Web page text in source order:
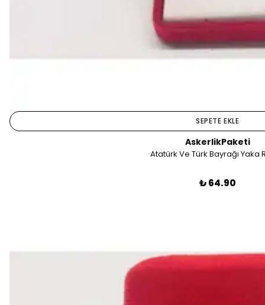
SEPETE EKLE
AskerlikPaketi
Atatürk Ve Türk Bayrağı Yaka
₺ 64.90